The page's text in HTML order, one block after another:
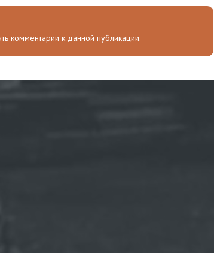
комментарии к данной публикации.